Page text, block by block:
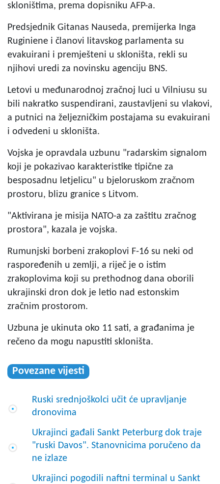
skloništima, prema dopisniku AFP-a.
Predsjednik Gitanas Nauseda, premijerka Inga
Ruginiene i članovi litavskog parlamenta su
evakuirani i premješteni u skloništa, rekli su
njihovi uredi za novinsku agenciju BNS.
Letovi u međunarodnoj zračnoj luci u Vilniusu su
bili nakratko suspendirani, zaustavljeni su vlakovi,
a putnici na željezničkim postajama su evakuirani
i odvedeni u skloništa.
Vojska je opravdala uzbunu "radarskim signalom
koji je pokazivao karakteristike tipične za
besposadnu letjelicu" u bjeloruskom zračnom
prostoru, blizu granice s Litvom.
"Aktivirana je misija NATO-a za zaštitu zračnog
prostora", kazala je vojska.
Rumunjski borbeni zrakoplovi F-16 su neki od
raspoređenih u zemlji, a riječ je o istim
zrakoplovima koji su prethodnog dana oborili
ukrajinski dron dok je letio nad estonskim
zračnim prostorom.
Uzbuna je ukinuta oko 11 sati, a građanima je
rečeno da mogu napustiti skloništa.
Povezane vijesti
Ruski srednjoškolci učit će upravljanje
dronovima
Ukrajinci gađali Sankt Peterburg dok traje
"ruski Davos". Stanovnicima poručeno da
ne izlaze
Ukrajinci pogodili naftni terminal u Sankt